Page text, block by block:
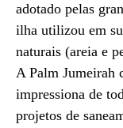
adotado pelas
ilha utilizou em
naturais (areia e
A Palm Jumeirah
impressiona de
projetos de